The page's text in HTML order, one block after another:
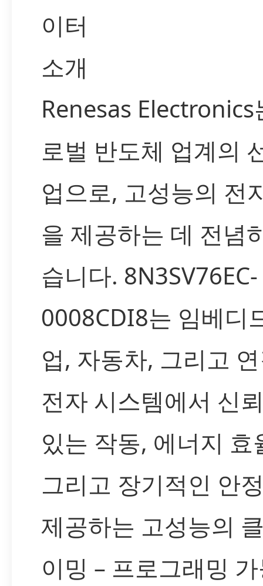
이터
소개
Renesas Electronics
로벌 반도체 업계의
업으로, 고성능의 전
을 제공하는 데 전념
습니다. 8N3SV76EC-
0008CDI8는 임베디
업, 자동차, 그리고
전자 시스템에서 신
있는 작동, 에너지 효
그리고 장기적인 안
제공하는 고성능의
이밍 – 프로그래밍